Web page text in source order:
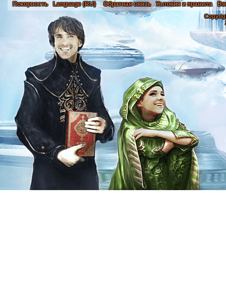
Покорность Language (RU) Обратная связь Условия и правила